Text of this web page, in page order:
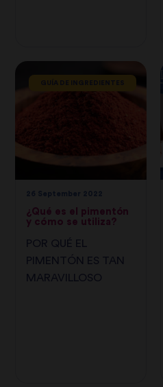
GUÍA DE INGREDIENTES
¿Qué es el pimentón
y cómo se utiliza?
POR QUÉ EL
PIMENTÓN ES TAN
MARAVILLOSO